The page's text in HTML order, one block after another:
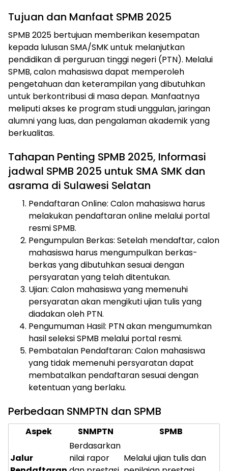
Tujuan dan Manfaat SPMB 2025
SPMB 2025 bertujuan memberikan kesempatan
kepada lulusan SMA/SMK untuk melanjutkan
pendidikan di perguruan tinggi negeri (PTN). Melalui
SPMB, calon mahasiswa dapat memperoleh
pengetahuan dan keterampilan yang dibutuhkan
untuk berkontribusi di masa depan. Manfaatnya
meliputi akses ke program studi unggulan, jaringan
alumni yang luas, dan pengalaman akademik yang
berkualitas.
Tahapan Penting SPMB 2025, Informasi
jadwal SPMB 2025 untuk SMA SMK dan
asrama di Sulawesi Selatan
Pendaftaran Online: Calon mahasiswa harus
melakukan pendaftaran online melalui portal
resmi SPMB.
Pengumpulan Berkas: Setelah mendaftar, calon
mahasiswa harus mengumpulkan berkas-
berkas yang dibutuhkan sesuai dengan
persyaratan yang telah ditentukan.
Ujian: Calon mahasiswa yang memenuhi
persyaratan akan mengikuti ujian tulis yang
diadakan oleh PTN.
Pengumuman Hasil: PTN akan mengumumkan
hasil seleksi SPMB melalui portal resmi.
Pembatalan Pendaftaran: Calon mahasiswa
yang tidak memenuhi persyaratan dapat
membatalkan pendaftaran sesuai dengan
ketentuan yang berlaku.
Perbedaan SNMPTN dan SPMB
Aspek SNMPTN SPMB
Jalur
Berdasarkan
nilai rapor
Melalui ujian tulis dan